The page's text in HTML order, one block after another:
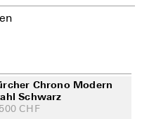
Chrono Modern
Schwarz
CHF